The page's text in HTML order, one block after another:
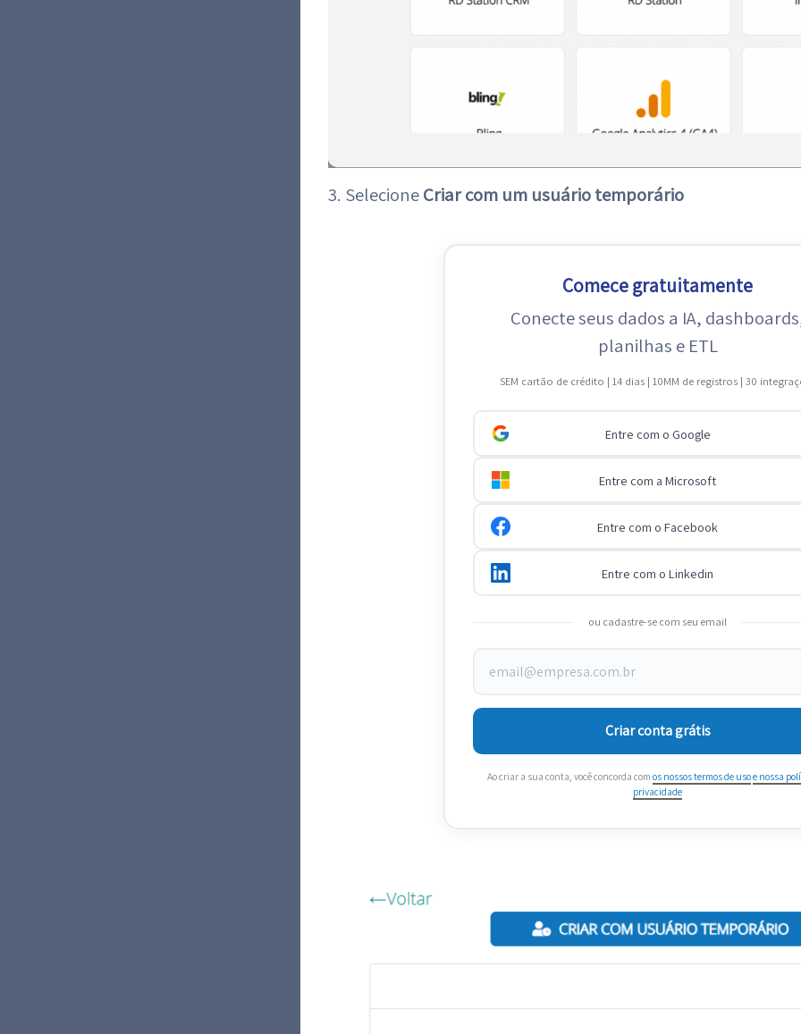
3. SelecioneCriar com um usuário temporário
Comece gratuitamente
Conecte seus dados a IA,
planilhas e ETL
SEM cartão de crédito | 14 dias | 10MM de registros | 30
Entre com o Google
Entre com a Microsoft
Entre com o Facebook
Entre com o Linkedin
ou cadastre-se com seu email
Criar conta grátis
Ao criar a sua conta, você concorda com os nossos termos de usoe nossa
privacidade